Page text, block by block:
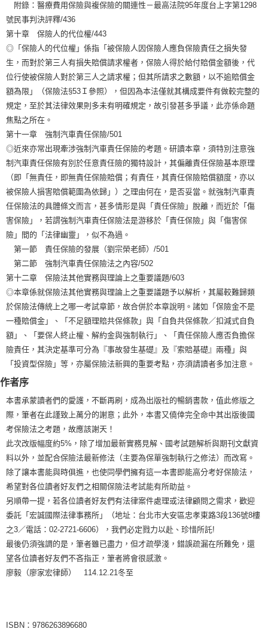
附錄：醫療費用保險與複保險的關連性－最高法院95年度台上字第1298
號民事判決評釋/436
第十章 保險人的代位權/443
◎「保險人的代位權」係指「被保險人因保險人應負保險責任之損失發
生，而對於第三人有損失賠償請求權者，保險人得於給付賠償金額後，代
位行使被保險人對於第三人之請求權；但其所請求之數額，以不逾賠償金
額為限」（保險法§53Ｉ參照），但因為本法僅就其構成要件有做較完整的
規定，至於其法律效果則多未有明確規定，故引發甚多爭議，此亦係命題
焦點之所在。
第十一章 強制汽車責任保險/501
◎近來亦常出現牽涉強制汽車責任保險的考題。研讀本章，須特別注意強
制汽車責任保險有別於任意責任險的獨特設計，其偏離責任保險基本原理
（即「無責任，即無責任保險賠償；有責任，其責任保險賠償額度，亦以
被保險人損害賠償範圍為依歸」）之理由何在，是否妥當。就強制汽車責
任保險法的具體條文而言，甚多情形是與「責任保險」脫離，而近於「傷
害保險」，若謂強制汽車責任保險法是游移於「責任保險」與「傷害保
險」間的「法律幽靈」，似不為過。
第一節 責任保險的發展（劉宗榮老師）/501
第二節 強制汽車責任保險法之內容/502
第十二章 保險法其他實務與理論上之重要議題/603
◎本章係就保險法其他實務與理論上之重要議題予以解析，其屬較難歸類
於保險法傳統上之哪一考試章節，故合併於本章說明。諸如「保險金不是
一種賠償金」、「不足額理賠共保條款」與「自負共保條款／扣減式自負
額」、「要保人終止權、解約金與強制執行」、「責任保險人應否負擔保
險責任，其決定基準可分為『事故發生基礎』及『索賠基礎』兩種」與
「投資型保險」等，亦屬保險法新興的重要考點，亦須請讀者多加注意。
作者序
本書承蒙讀者們的愛護，不斷再刷，成為出版社的暢銷書款，值此修版之
際，筆者在此謹致上萬分的謝意；此外，本書又僥倖完全命中其出版後國
考保險法之考題，故應該謝天！
此次改版幅度約5%，除了增加最新實務見解、國考試題解析與期刊文獻資
料以外，並配合保險法最新修法（主要為保單強制執行之修法）而改寫。
除了讓本書能與時俱進，也使同學們擁有這一本書即能高分考好保險法，
希望對各位讀者好友們之相關保險法考試能有所助益。
另順帶一提，若各位讀者好友們有法律案件處理或法律顧問之需求，歡迎
委託「宏誠國際法律事務所」（地址：台北市大安區忠孝東路3段136號8樓
之3／電話：02-2721-6606），我們必定戮力以赴、珍惜所託!
最後仍須強調的是，筆者雖已盡力，但才疏學淺，錯誤疏漏在所難免，還
望各位讀者好友們不吝指正，筆者將會很感激。
廖毅（廖家宏律師） 114.12.21冬至
ISBN：9786263896680